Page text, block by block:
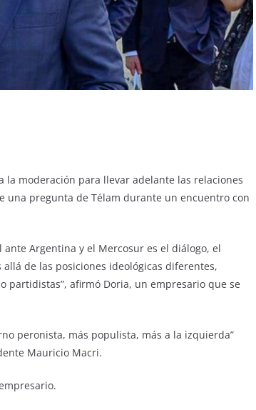
la moderación para llevar adelante las relaciones
una pregunta de Télam durante un encuentro con
Argentina y el Mercosur es el diálogo, el
de las posiciones ideológicas diferentes,
partidistas”, afirmó Doria, un empresario que se
peronista, más populista, más a la izquierda”
Mauricio Macri.